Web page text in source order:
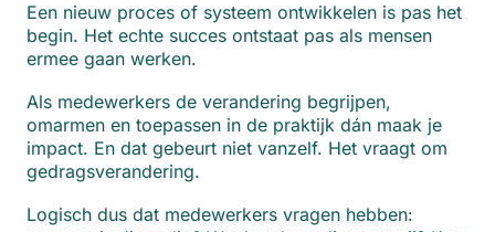
Een nieuw proces of systeem ontwikkelen is pas het
begin. Het echte succes ontstaat pas als mensen
ermee gaan werken.
Als medewerkers de verandering begrijpen,
omarmen en toepassen in de praktijk dán maak je
impact. En dat gebeurt niet vanzelf. Het vraagt om
gedragsverandering.
Logisch dus dat medewerkers vragen hebben: